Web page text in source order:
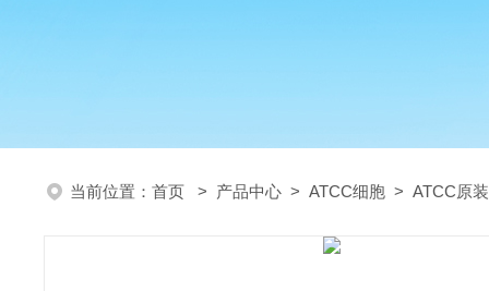
当前位置： 首页 > 产品中心 > ATCC细胞 > ATCC原